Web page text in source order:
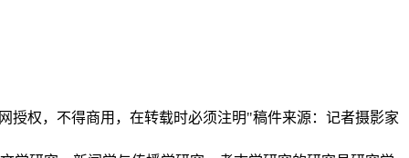
授权，不得商用，在转载时必须注明"稿件来源：记者摄影家